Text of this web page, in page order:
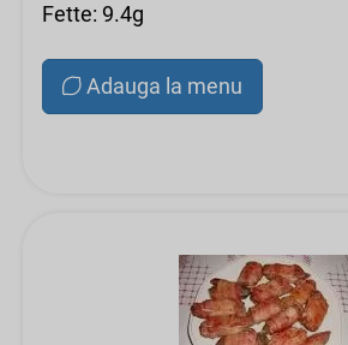
Fette: 9.4g
Adauga la menu